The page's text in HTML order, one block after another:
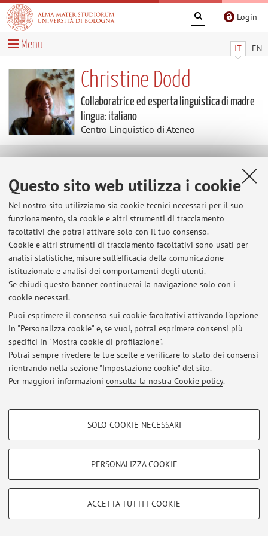
Questo sito web utilizza i cookie
Nel nostro sito utilizziamo sia cookie tecnici necessari per il suo
funzionamento, sia cookie e altri strumenti di tracciamento
facoltativi che potrai attivare solo con il tuo consenso.
Cookie e altri strumenti di tracciamento facoltativi sono usati per
analisi statistiche, misure sull'efficacia della comunicazione
istituzionale e analisi dei comportamenti degli utenti.
Se chiudi questo banner continuerai la navigazione solo con i
cookie necessari.
Puoi esprimere il consenso sui cookie facoltativi attivando l'opzione
in "Personalizza cookie" e, se vuoi, potrai esprimere consensi più
specifici in "Mostra cookie di profilazione".
Potrai sempre rivedere le tue scelte e verificare lo stato dei consensi
rientrando nella sezione "Impostazione cookie" del sito.
Per maggiori informazioni consulta la nostra Cookie policy.
COOKIE DI PROFILAZIONE - FACOLTATIVI
COOKIE TECNICI - NECESSARI
Si tratta di cookie tecnici utilizzati, a titolo esemplificativo, per il corretto
SOLO COOKIE NECESSARI
PERSONALIZZA COOKIE
ACCETTA TUTTI I COOKIE
Login
IT EN
Menu
Christine Dodd
Collaboratrice ed esperta linguistica di madre
lingua: italiano
Centro Linguistico di Ateneo
Ultimi avvisi
Al momento non sono presenti avvisi.
Area riservata
Accedi tramite
|Note legali| Impostazioni Cookie